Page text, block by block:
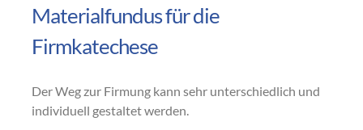
Materialfundus für die
Firmkatechese
Der Weg zur Firmung kann sehr unterschiedlich und
individuell gestaltet werden.